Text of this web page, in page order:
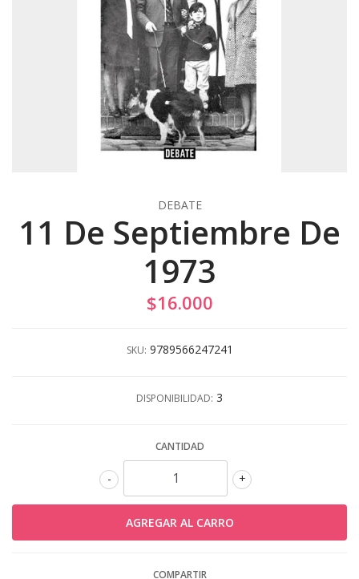
DEBATE
11 De Septiembre De
1973
$16.000
SKU: 9789566247241
DISPONIBILIDAD: 3
CANTIDAD
+
-
COMPARTIR